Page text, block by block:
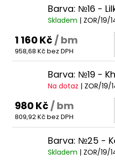
Barva: №16 -
Skladem | ZOR/19/
1 160 Kč/ bm
958,68 Kč bez DPH
Barva: №19 -
Na dotaz | ZOR/19/
980 Kč/ bm
809,92 Kč bez DPH
Barva: №25 -
Skladem | ZOR/19/